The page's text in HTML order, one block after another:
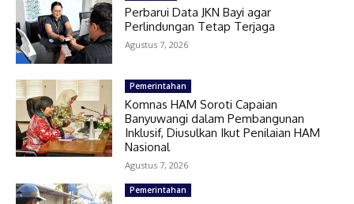
Perbarui Data JKN Bayi agar
Perlindungan Tetap Terjaga
Agustus 7, 2026
Pemerintahan
Komnas HAM Soroti Capaian
Banyuwangi dalam Pembangunan
Inklusif, Diusulkan Ikut Penilaian HAM
Nasional
Agustus 7, 2026
Pemerintahan